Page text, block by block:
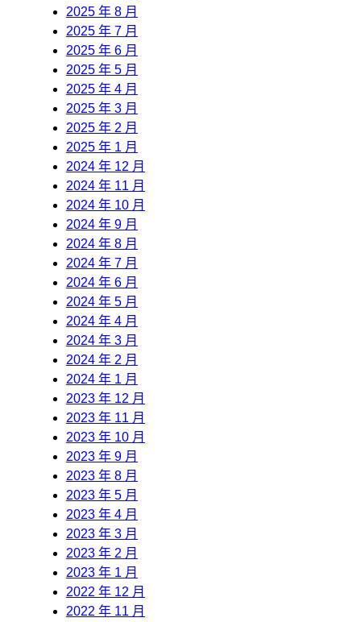
2025 年 8 月
2025 年 7 月
2025 年 6 月
2025 年 5 月
2025 年 4 月
2025 年 3 月
2025 年 2 月
2025 年 1 月
2024 年 12 月
2024 年 11 月
2024 年 10 月
2024 年 9 月
2024 年 8 月
2024 年 7 月
2024 年 6 月
2024 年 5 月
2024 年 4 月
2024 年 3 月
2024 年 2 月
2024 年 1 月
2023 年 12 月
2023 年 11 月
2023 年 10 月
2023 年 9 月
2023 年 8 月
2023 年 5 月
2023 年 4 月
2023 年 3 月
2023 年 2 月
2023 年 1 月
2022 年 12 月
2022 年 11 月